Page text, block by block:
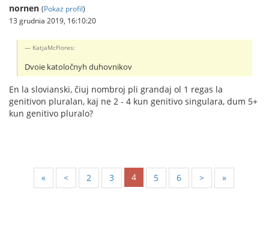
nornen (Pokaż profil)
13 grudnia 2019, 16:10:20
KatjaMcFlores:
Dvoie katoločnyh duhovnikov
En la slovianski, ĉiuj nombroj pli grandaj ol 1 regas la
genitivon pluralan, kaj ne 2 - 4 kun genitivo singulara, dum 5+
kun genitivo pluralo?
« < 2 3 4 5 6 > »